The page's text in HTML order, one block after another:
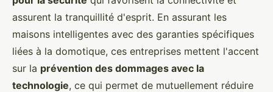
assurent la tranquillité d'esprit. En assurant les
maisons intelligentes avec des garanties spécifiques
liées à la domotique, ces entreprises mettent l'accent
sur la prévention des dommages avec la
technologie, ce qui permet de mutuellement réduire